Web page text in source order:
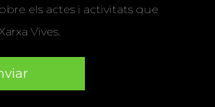
els actes i activitats que
Vives.